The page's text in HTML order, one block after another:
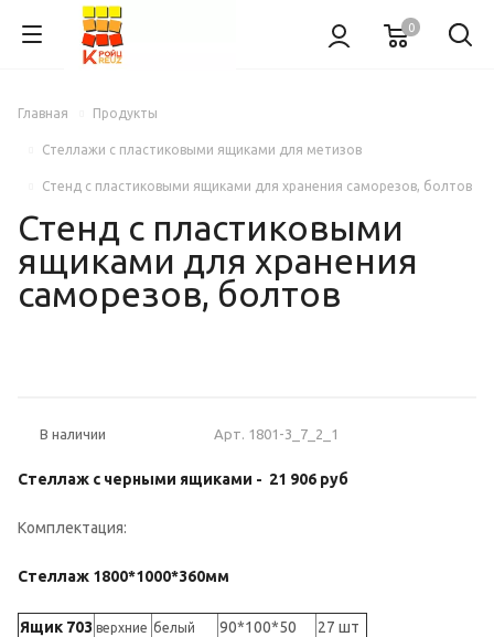
0
Главная Продукты
Стеллажи с пластиковыми ящиками для метизов
Стенд с пластиковыми ящиками для хранения саморезов, болтов
Стенд с пластиковыми
ящиками для хранения
саморезов, болтов
В наличии Арт. 1801-3_7_2_1
Стеллаж с черными ящиками - 21 906 руб
Комплектация:
Стеллаж 1800*1000*360мм
Ящик 703 верхние белый 90*100*50
27 шт